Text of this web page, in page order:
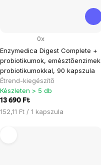
Enzymedica Digest Complete +
probiotikumok, emésztőenzimek
probiotikumokkal, 90 kapszula
Étrend-kiegészítő
0x
Készleten > 5 db
13 690 Ft
Egységár:
152,11 Ft / 1 kapszula